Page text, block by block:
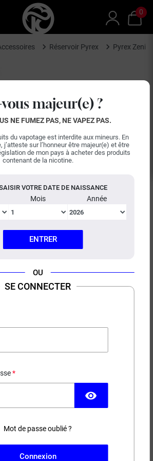
majeur(e) ?
NE FUMEZ PAS, NE VAPEZ PAS.
du vapotage est interdite aux mineurs. En
j’atteste sur l’honneur être majeur(e) et être
de mon pays à acheter des produits
contenant de la nicotine.
VOTRE DATE DE NAISSANCE
Mois Année
ENTRER
OU
SE CONNECTER
visibility
Mot de passe oublié ?
Connexion
0
Réservoir Pyrex Pyrex
3,00 €
EN STOCK
AJOUTER AU PANIER